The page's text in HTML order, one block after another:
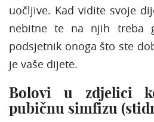
uočljive. Kad vidite svoje
nebitne te na njih treba
podsjetnik onoga što ste
je vaše dijete.
Bolovi u zdjelici
pubičnu simfizu